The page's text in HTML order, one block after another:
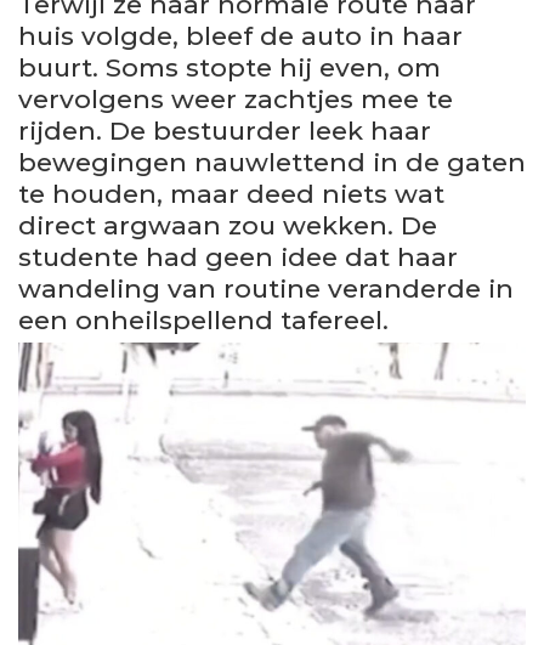
huis volgde, bleef de auto in haar
buurt. Soms stopte hij even, om
vervolgens weer zachtjes mee te
rijden. De bestuurder leek haar
bewegingen nauwlettend in de gaten
te houden, maar deed niets wat
direct argwaan zou wekken. De
studente had geen idee dat haar
wandeling van routine veranderde in
een onheilspellend tafereel.